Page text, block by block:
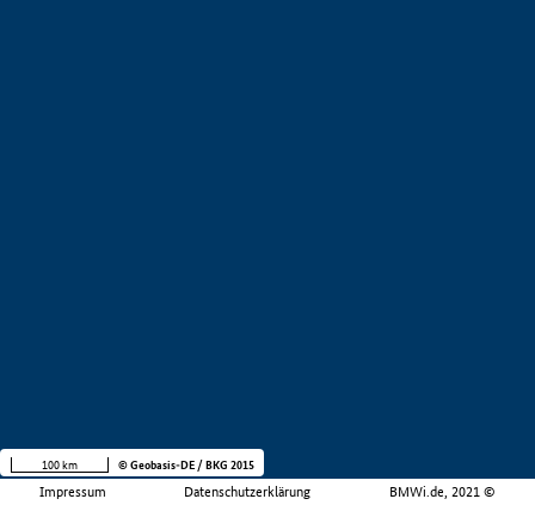
Impressum Datenschutzerklärung BMWi.de, 2021 ©
100 km © Geobasis-DE / BKG 2015